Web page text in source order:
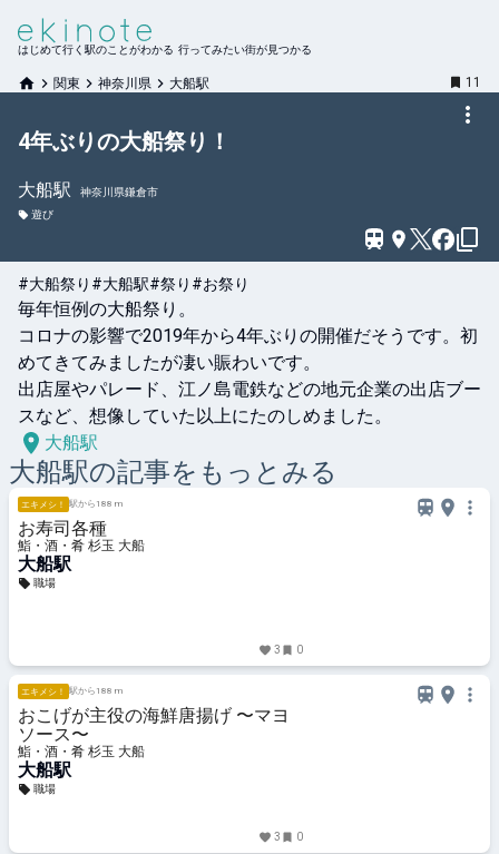
はじめて行く駅のことがわかる 行ってみたい街が見つかる
関東 神奈川県 大船駅 11
4年ぶりの大船祭り！
大船駅
神奈川県鎌倉市
遊び
#大船祭り #大船駅#祭り #お祭り
毎年恒例の大船祭り。
コロナの影響で2019年から4年ぶりの開催だそうです。初
めてきてみましたが凄い賑わいです。
出店屋やパレード、江ノ島電鉄などの地元企業の出店ブー
スなど、想像していた以上にたのしめました。
大船駅
大船駅の記事をもっとみる
エキメシ！ 駅から188 m
お寿司各種
鮨・酒・肴 杉玉 大船
大船駅
職場
3 0
エキメシ！ 駅から188 m
おこげが主役の海鮮唐揚げ 〜マヨ
ソース〜
鮨・酒・肴 杉玉 大船
大船駅
職場
3 0